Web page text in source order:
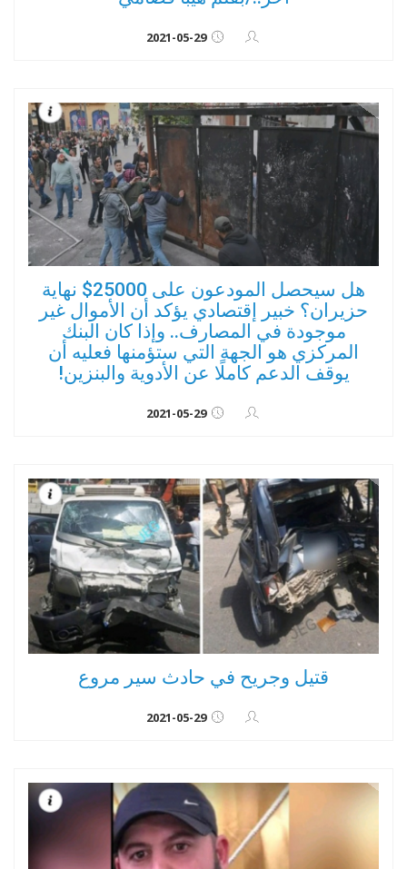
2021-05-29
هل سيحصل المودعون على 25000$ نهاية
حزيران؟ خبير إقتصادي يؤكد أن الأموال غير
موجودة في المصارف.. وإذا كان البنك
المركزي هو الجهة التي ستؤمنها فعليه أن
يوقف الدعم كاملًا عن الأدوية والبنزين!
2021-05-29
قتيل وجريح في حادث سير مروع
2021-05-29